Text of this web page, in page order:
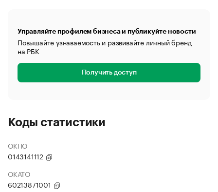
Управляйте профилем бизнеса и публикуйте новости
Повышайте узнаваемость и развивайте личный бренд
на РБК
Получить доступ
Коды статистики
ОКПО
0143141112
ОКАТО
60213871001